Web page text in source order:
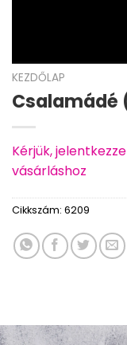
KEZDŐLAP
Csalamádé
Kérjük,
vásárláshoz
Cikkszám: 6209